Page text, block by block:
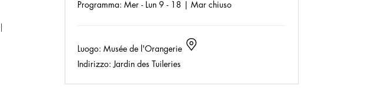
Programma: Mer - Lun 9 - 18 | Mar chiuso
Luogo: Musée de l'Orangerie
Indirizzo: Jardin des Tuileries